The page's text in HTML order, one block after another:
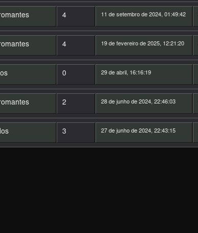
4 11 de setembro de 2024, 01:49:42
4 19 de fevereiro de 2025, 12:21:20
0 29 de abril, 16:16:19
2 28 de junho de 2024, 22:46:03
3 27 de junho de 2024, 22:43:15